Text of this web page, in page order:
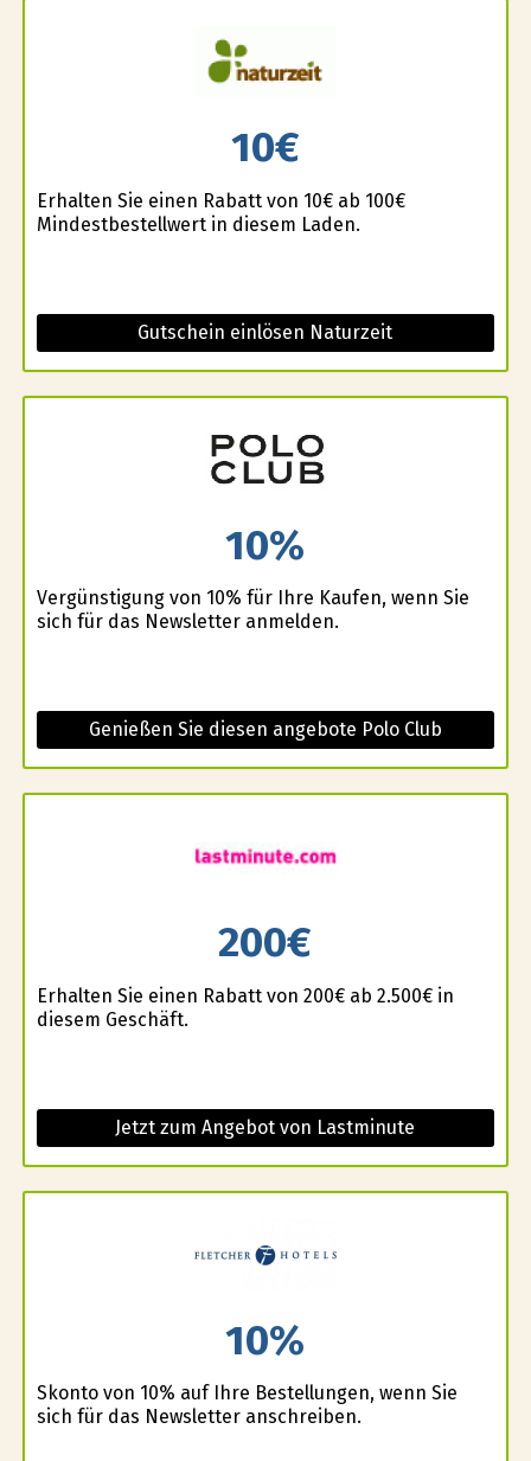
10€
Erhalten Sie einen Rabatt von 10€ ab 100€
Mindestbestellwert in diesem Laden.
Gutschein einlösen Naturzeit
10%
Vergünstigung von 10% für Ihre Kaufen, wenn Sie
sich für das Newsletter anmelden.
Genießen Sie diesen angebote Polo Club
200€
Erhalten Sie einen Rabatt von 200€ ab 2.500€ in
diesem Geschäft.
Jetzt zum Angebot von Lastminute
10%
Skonto von 10% auf Ihre Bestellungen, wenn Sie
sich für das Newsletter anschreiben.